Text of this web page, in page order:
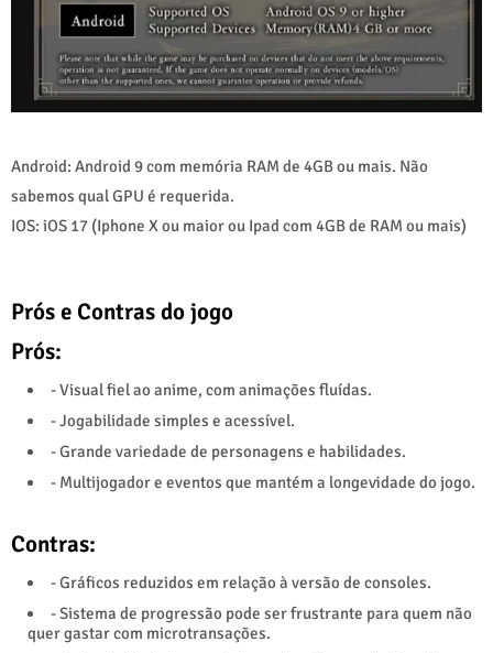
Android: Android 9 com memória RAM de 4GB ou mais. Não
sabemos qual GPU é requerida.
IOS: iOS 17 (Iphone X ou maior ou Ipad com 4GB de RAM ou mais)
Prós e Contras do jogo
Prós:
- Visual fiel ao anime, com animações fluídas.
- Jogabilidade simples e acessível.
- Grande variedade de personagens e habilidades.
- Multijogador e eventos que mantém a longevidade do jogo.
Contras:
- Gráficos reduzidos em relação à versão de consoles.
- Sistema de progressão pode ser frustrante para quem não
quer gastar com microtransações.